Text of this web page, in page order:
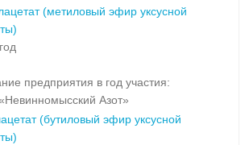
(метиловый эфир уксусной
предприятия в год участия:
Азот»
(бутиловый эфир уксусной